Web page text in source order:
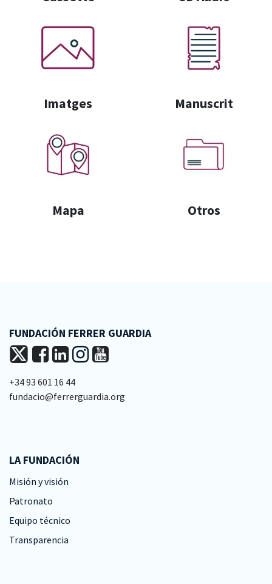
Imatges Manuscrit
Mapa Otros
FUNDACIÓN FERRER GUARDIA
+34 93 601 16 44
fundacio@ferrerguardia.org
LA FUNDACIÓN
Misión y visión
Patronato
Equipo técnico
Transparencia